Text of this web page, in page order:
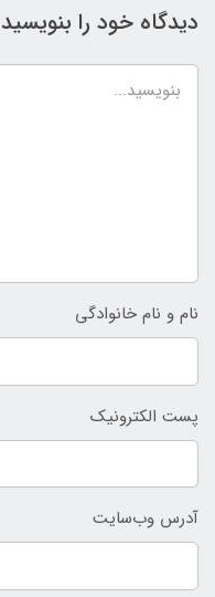
دیدگاه خود را بنویسید
نام و نام خانوادگی
پست الکترونیک
آدرس وب‌سایت